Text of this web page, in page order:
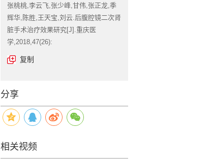
张桃桃,李云飞,张少峰,甘伟,张正龙,季
辉华,陈胜,王天宝,刘云.后腹腔镜二次肾
脏手术治疗效果研究[J].重庆医
学,2018,47(26):
复制
分享
相关视频